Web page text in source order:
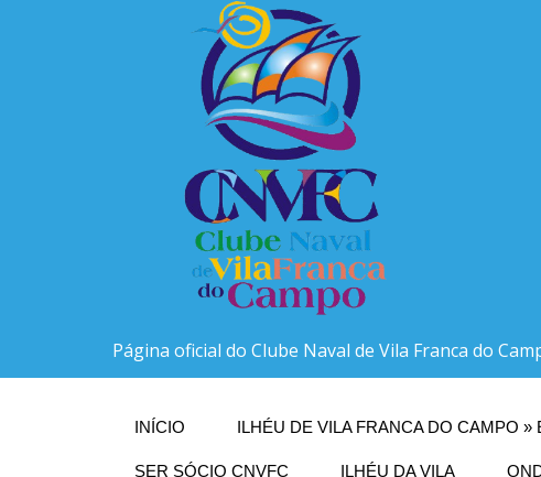
Página oficial do Clube Naval de Vila Franca do
INÍCIO ILHÉU DE VILA FRANCA DO CAMPO »
SER SÓCIO CNVFC ILHÉU DA VILA